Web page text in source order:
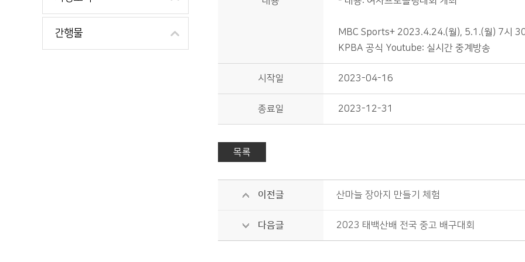
간행물
MBC Sports+ 2023.4.24.(월), 5.1.(월) 7시
KPBA 공식 Youtube: 실시간 중계방송
시작일 2023-04-16
종료일 2023-12-31
목록
이전글 산마늘 장아지 만들기 체험
다음글 2023 태백산배 전국 중고 배구대회